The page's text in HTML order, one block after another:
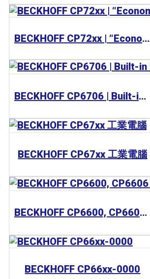
BECKHOFF CP72xx | “Economy” Panel PC with mounting arm
BECKHOFF CP6706 | Built-in Panel PC 工業電腦
BECKHOFF CP67xx 工業電腦
BECKHOFF CP6600, CP6606 工業電腦
BECKHOFF CP66xx-0000